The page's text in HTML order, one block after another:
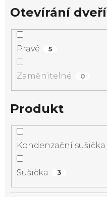
Otevírání dveří
Pravé 5
Zaměnitelné 0
Produkt
Kondenzační sušička
Sušička 3